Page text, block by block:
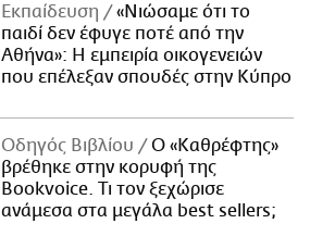
Εκπαίδευση
«Νιώσαμε ότι το
παιδί δεν έφυγε ποτέ από την
Αθήνα»: Η εμπειρία οικογενειών
που επέλεξαν σπουδές στην Κύπρο
Οδηγός Βιβλίου
Ο «Καθρέφτης»
βρέθηκε στην κορυφή της
Bookvoice. Τι τον ξεχώρισε
ανάμεσα στα μεγάλα best sellers;